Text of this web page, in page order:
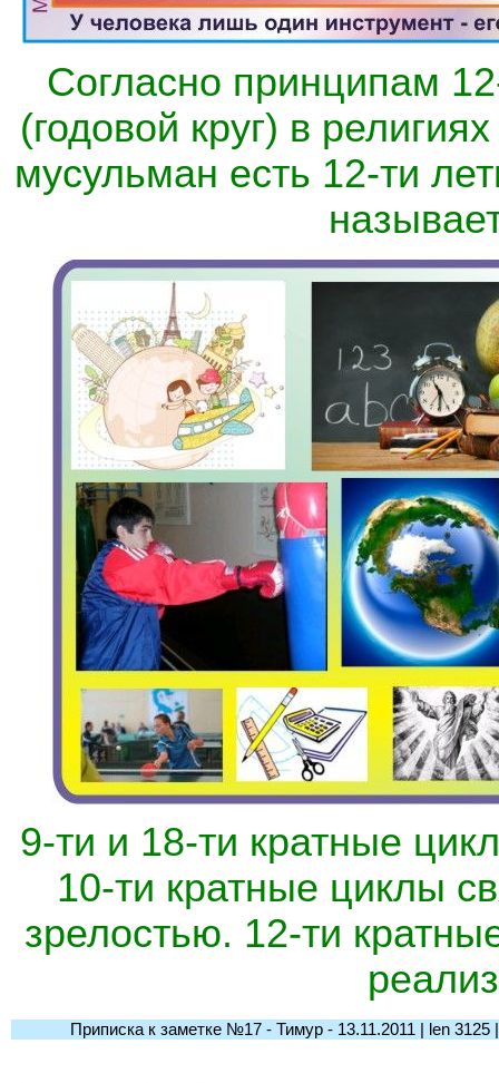
Согласно принципам
(годовой круг) в
мусульман есть 12-ти
9-ти и 18-ти кратные
10-ти кратные циклы
зрелостью. 12-ти
Приписка к заметке №17 - Тимур - 13.11.2011 | len 3125